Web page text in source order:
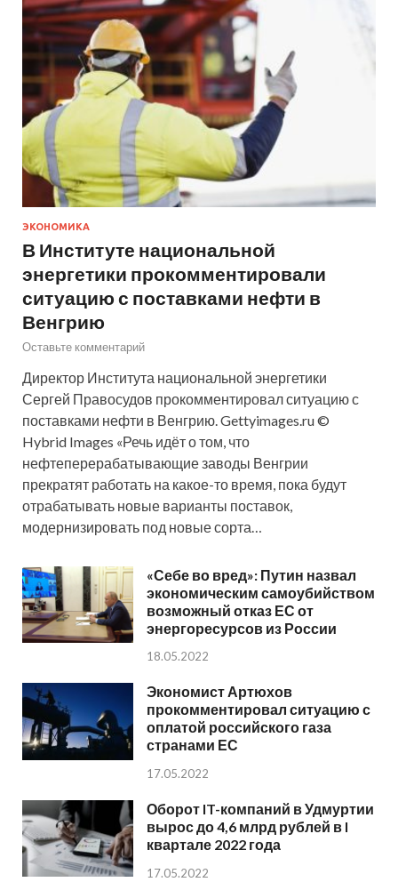
ЭКОНОМИКА
В Институте национальной
энергетики прокомментировали
ситуацию с поставками нефти в
Венгрию
Оставьте комментарий
Директор Института национальной энергетики
Сергей Правосудов прокомментировал ситуацию с
поставками нефти в Венгрию. Gettyimages.ru ©
Hybrid Images «Речь идёт о том, что
нефтеперерабатывающие заводы Венгрии
прекратят работать на какое-то время, пока будут
отрабатывать новые варианты поставок,
модернизировать под новые сорта…
«Себе во вред»: Путин назвал
экономическим самоубийством
возможный отказ ЕС от
энергоресурсов из России
18.05.2022
Экономист Артюхов
прокомментировал ситуацию с
оплатой российского газа
странами ЕС
17.05.2022
Оборот IT-компаний в Удмуртии
вырос до 4,6 млрд рублей в I
квартале 2022 года
17.05.2022